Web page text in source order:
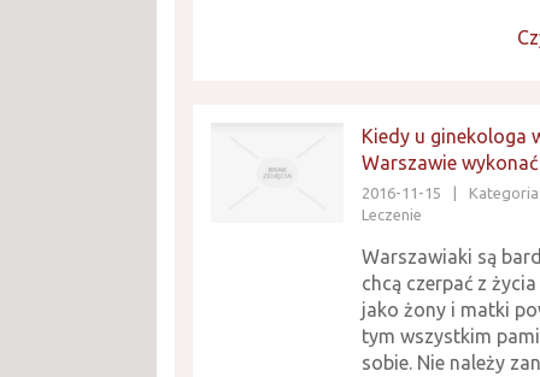
Kiedy u ginekologa
Warszawie wykonać
2016-11-15
Leczenie
Warszawiaki są
chcą czerpać z
jako żony i matki
tym wszystkim
sobie. Nie należy